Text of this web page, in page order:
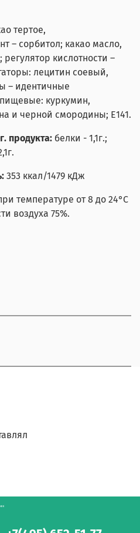
тертое,
– сорбитол; какао масло,
кислотности –
лецитин соевый,
– идентичные
куркумин,
и черной смородины; Е141.
продукта: белки - 1,1г.;
353 ккал/1479 кДж
температуре от 8 до 24°С
воздуха 75%.